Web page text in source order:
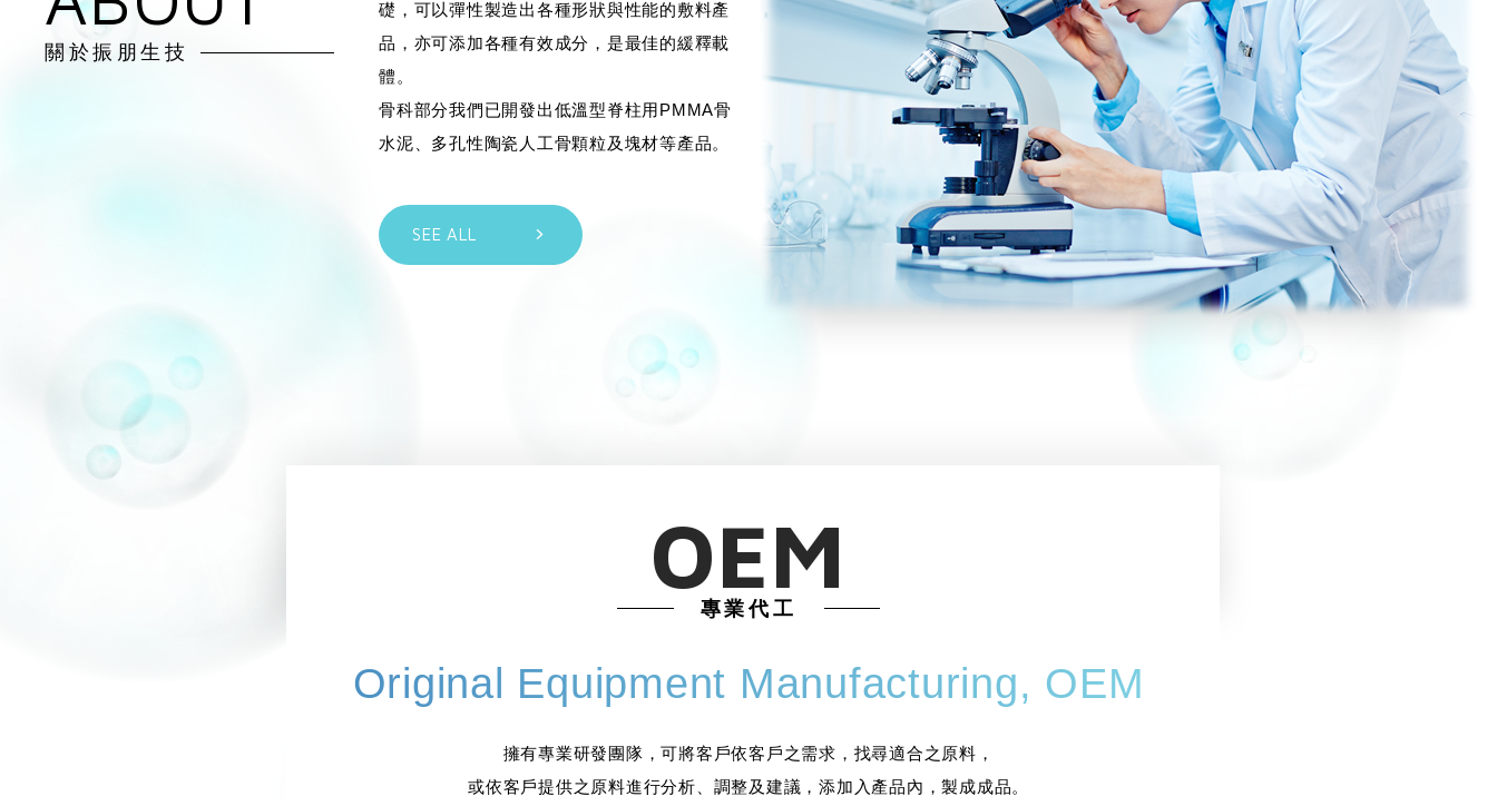
關於振朋生技
礎，可以彈性製造出各種形狀與性能的敷料產
品，亦可添加各種有效成分，是最佳的緩釋載
體。
骨科部分我們已開發出低溫型脊柱用PMMA骨
水泥、多孔性陶瓷人工骨顆粒及塊材等產品。
SEE ALL
OEM
專業代工
Original Equipment Manufacturing, OEM
擁有專業研發團隊，可將客戶依客戶之需求，找尋適合之原料，
或依客戶提供之原料進行分析、調整及建議，添加入產品內，製成成品。